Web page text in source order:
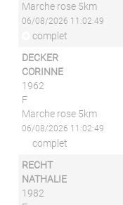
Marche rose 5km
06/08/2026 11:02:49
complet
DECKER
CORINNE
1962
F
Marche rose 5km
06/08/2026 11:02:49
complet
RECHT
NATHALIE
1982